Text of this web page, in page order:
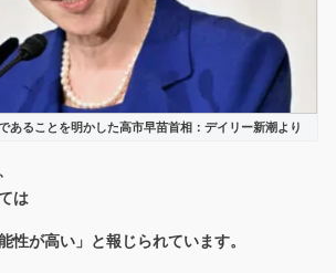
あることを明かした高市早苗首相：デイリー新潮より
は
性が高い」と報じられています。